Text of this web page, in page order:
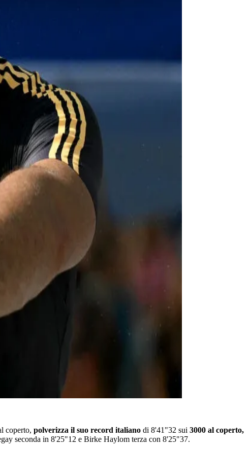
coperto, polverizza il suo record italiano di 8'41"32 sui 3000 al coperto,
seconda in 8'25"12 e Birke Haylom terza con 8'25"37.